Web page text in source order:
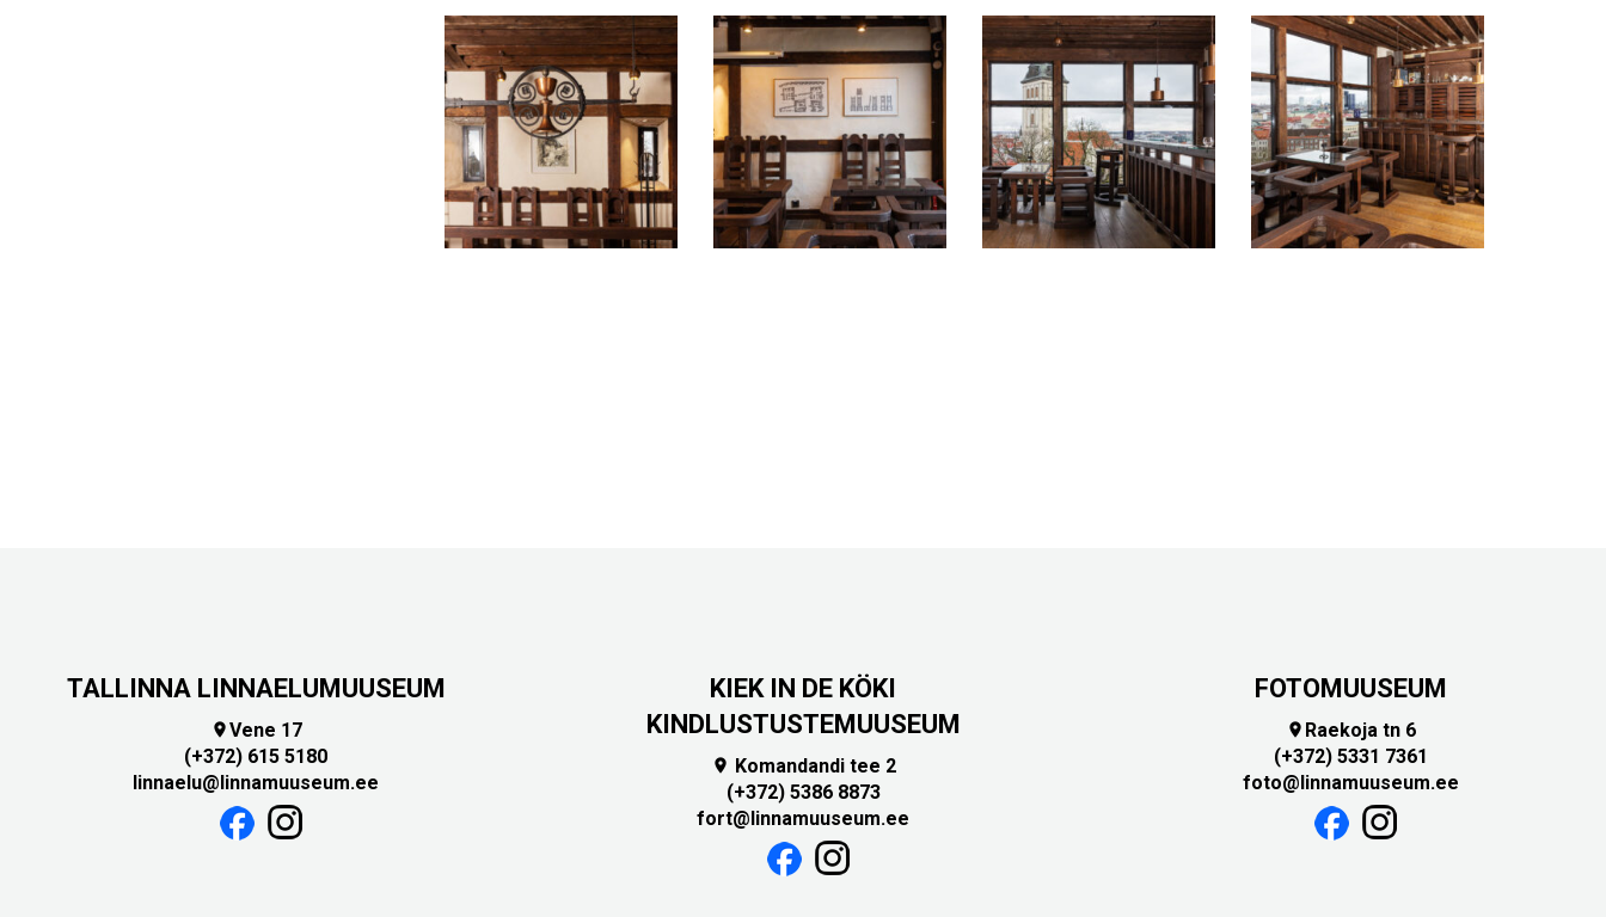
TALLINNA LINNAELUMUUSEUM
Vene 17
(+372) 615 5180
linnaelu@linnamuuseum.ee
KIEK IN DE KÖKI
KINDLUSTUSTEMUUSEUM
 Komandandi tee 2
(+372) 5386 8873
fort@linnamuuseum.ee
FOTOMUUSEUM
 Raekoja tn 6
(+372) 5331 7361
foto@linnamuuseum.ee